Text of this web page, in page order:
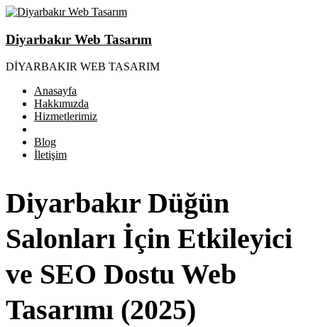
Diyarbakır Web Tasarım
DİYARBAKIR WEB TASARIM
Anasayfa
Hakkımızda
Hizmetlerimiz
Blog
İletişim
Diyarbakır Düğün
Salonları İçin Etkileyici
ve SEO Dostu Web
Tasarımı (2025)